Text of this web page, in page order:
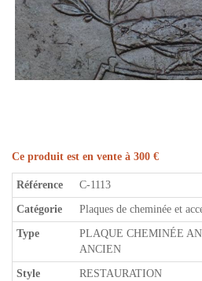
Ce produit est en vente à 300 €
Référence C-1113
Catégorie Plaques de cheminée et
Type
PLAQUE CHEMINÉE
ANCIEN
Style RESTAURATION